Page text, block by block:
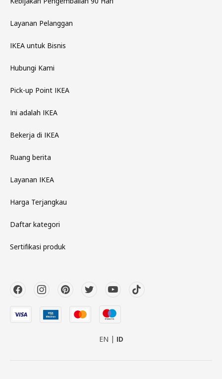
Layanan Pelanggan
IKEA untuk Bisnis
Hubungi Kami
Pick-up Point IKEA
Ini adalah IKEA
Bekerja di IKEA
Ruang berita
Layanan IKEA
Harga Terjangkau
Daftar kategori
Sertifikasi produk
EN ID